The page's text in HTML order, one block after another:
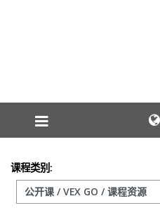
课程类别: